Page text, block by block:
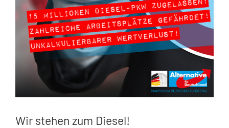
Wir stehen zum Diesel!